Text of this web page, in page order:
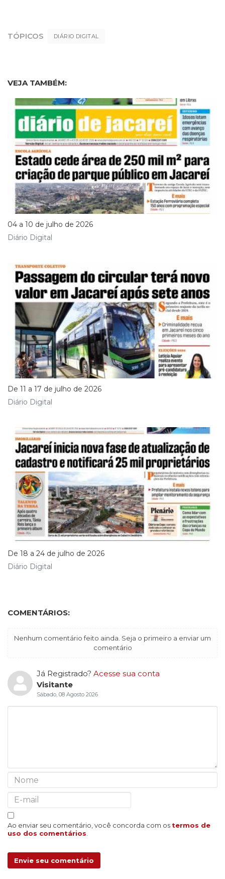
TÓPICOS DIÁRIO DIGITAL
VEJA TAMBÉM:
04 a 10 de julho de 2026
Diário Digital
De 11 a 17 de julho de 2026
Diário Digital
De 18 a 24 de julho de 2026
Diário Digital
COMENTÁRIOS:
Nenhum comentário feito ainda. Seja o primeiro a enviar um
comentário
Já Registrado? Acesse sua conta
Visitante
Sábado, 08 Agosto 2026
Ao enviar seu comentário, você concorda com os termos de
uso dos comentários.
Envie seu comentário